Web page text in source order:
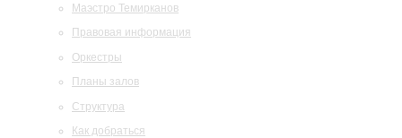
Маэстро Темирканов
Правовая информация
Оркестры
Планы залов
Структура
Как добраться